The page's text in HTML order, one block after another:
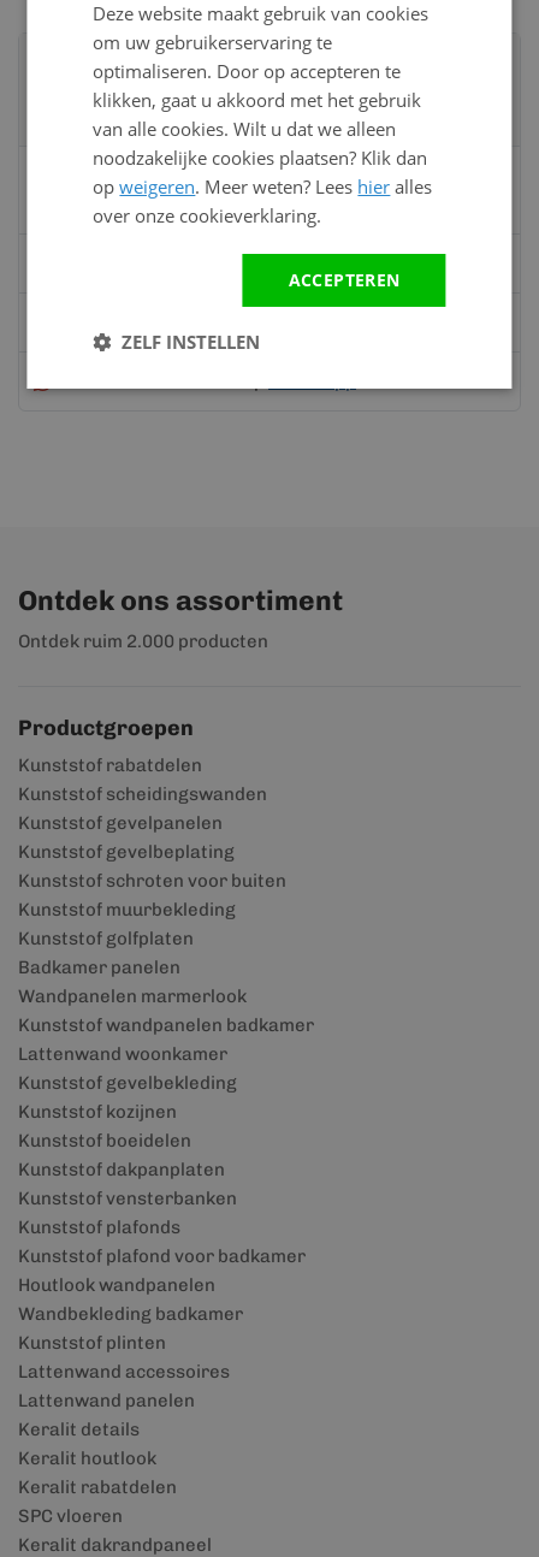
Advies nodig?
Neem contact op met een van onze
specialisten
Vandaag bereikbaar
van 08:00 tot 17:00 uur
Ontdek ons assortiment
Ontdek ruim 2.000 producten
Productgroepen
Kunststof rabatdelen
Kunststof scheidingswanden
Kunststof gevelpanelen
Kunststof gevelbeplating
Kunststof schroten voor buiten
Kunststof muurbekleding
Kunststof golfplaten
Badkamer panelen
Wandpanelen marmerlook
Kunststof wandpanelen badkamer
Lattenwand woonkamer
Kunststof gevelbekleding
Kunststof kozijnen
Kunststof boeidelen
Kunststof dakpanplaten
Kunststof vensterbanken
Kunststof plafonds
Kunststof plafond voor badkamer
Houtlook wandpanelen
Wandbekleding badkamer
Kunststof plinten
Lattenwand accessoires
Lattenwand panelen
Keralit details
Keralit houtlook
Keralit rabatdelen
SPC vloeren
Keralit dakrandpaneel
Deze website maakt gebruik van cookies
om uw gebruikerservaring te
optimaliseren. Door op accepteren te
klikken, gaat u akkoord met het gebruik
van alle cookies. Wilt u dat we alleen
noodzakelijke cookies plaatsen? Klik dan
opweigeren. Meer weten? Lees hier alles
over onze cookieverklaring.
ACCEPTEREN
ZELF INSTELLEN